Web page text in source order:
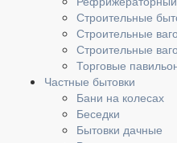
Строительные
Строительные
Строительные
Торговые
Частные бытовки
Бани на колесах
Беседки
Бытовки дачные